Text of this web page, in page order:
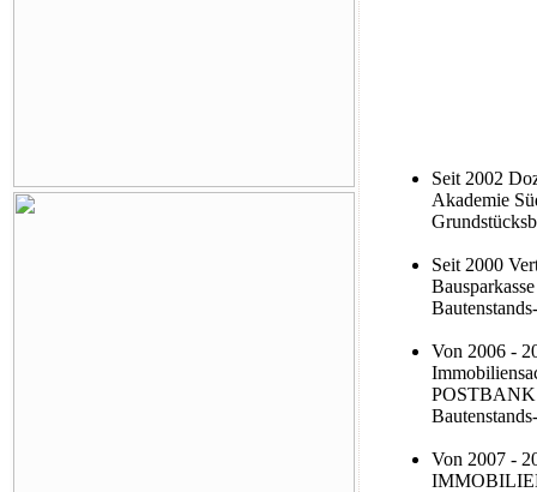
Seit 2002
Akademie
Seit 2000
Von 2006 -
POSTBANK
Von 2007 -